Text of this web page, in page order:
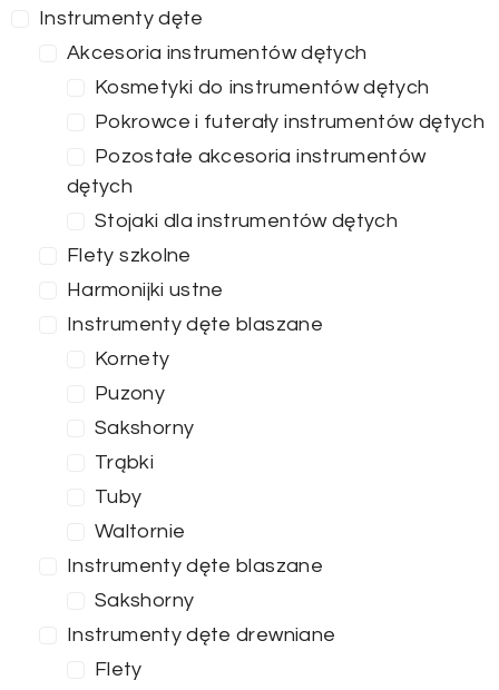
Instrumenty dęte
Akcesoria instrumentów dętych
Kosmetyki do instrumentów dętych
Pokrowce i futerały instrumentów dętych
Pozostałe akcesoria instrumentów
dętych
Stojaki dla instrumentów dętych
Flety szkolne
Harmonijki ustne
Instrumenty dęte blaszane
Kornety
Puzony
Sakshorny
Trąbki
Tuby
Waltornie
Instrumenty dęte blaszane
Sakshorny
Instrumenty dęte drewniane
Flety